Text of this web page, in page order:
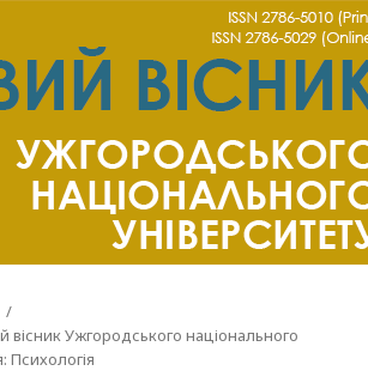
/
вісник Ужгородського національного
Психологія